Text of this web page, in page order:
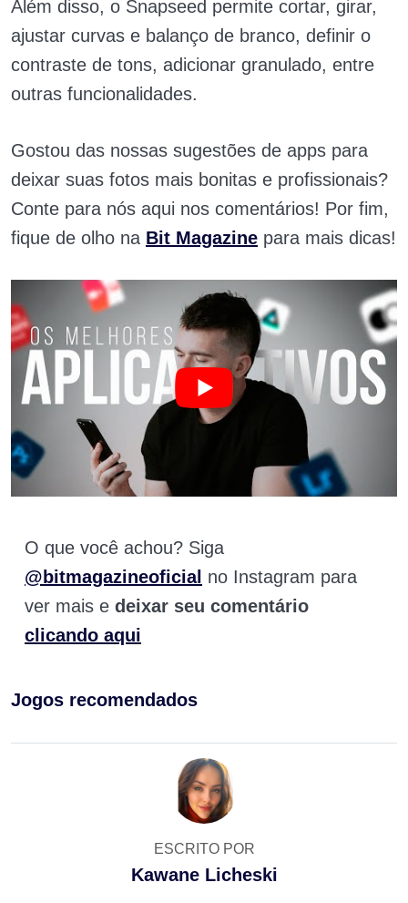
Além disso, o Snapseed permite cortar, girar,
ajustar curvas e balanço de branco, definir o
contraste de tons, adicionar granulado, entre
outras funcionalidades.
Gostou das nossas sugestões de apps para
deixar suas fotos mais bonitas e profissionais?
Conte para nós aqui nos comentários! Por fim,
fique de olho na Bit Magazine para mais dicas!
O que você achou? Siga
@bitmagazineoficial no Instagram para
ver mais e deixar seu comentário
clicando aqui
Jogos recomendados
ESCRITO POR
Kawane Licheski